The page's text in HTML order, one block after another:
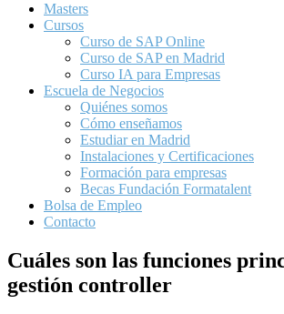
Masters
Cursos
Curso de SAP Online
Curso de SAP en Madrid
Curso IA para Empresas
Escuela de Negocios
Quiénes somos
Cómo enseñamos
Estudiar en Madrid
Instalaciones y Certificaciones
Formación para empresas
Becas Fundación Formatalent
Bolsa de Empleo
Contacto
Cuáles son las funciones
gestión controller